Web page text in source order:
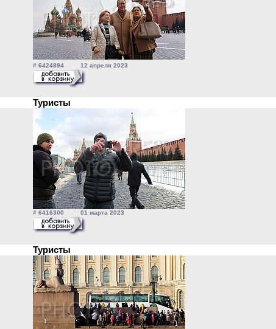
# 6424894 12 апреля 2023
Туристы
# 6416300 01 марта 2023
Туристы